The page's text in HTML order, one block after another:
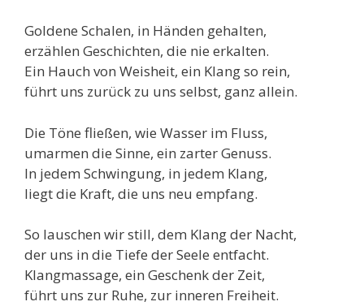
Goldene Schalen, in Händen gehalten,
erzählen Geschichten, die nie erkalten.
Ein Hauch von Weisheit, ein Klang so rein,
führt uns zurück zu uns selbst, ganz allein.
Die Töne fließen, wie Wasser im Fluss,
umarmen die Sinne, ein zarter Genuss.
In jedem Schwingung, in jedem Klang,
liegt die Kraft, die uns neu empfang.
So lauschen wir still, dem Klang der Nacht,
der uns in die Tiefe der Seele entfacht.
Klangmassage, ein Geschenk der Zeit,
führt uns zur Ruhe, zur inneren Freiheit.